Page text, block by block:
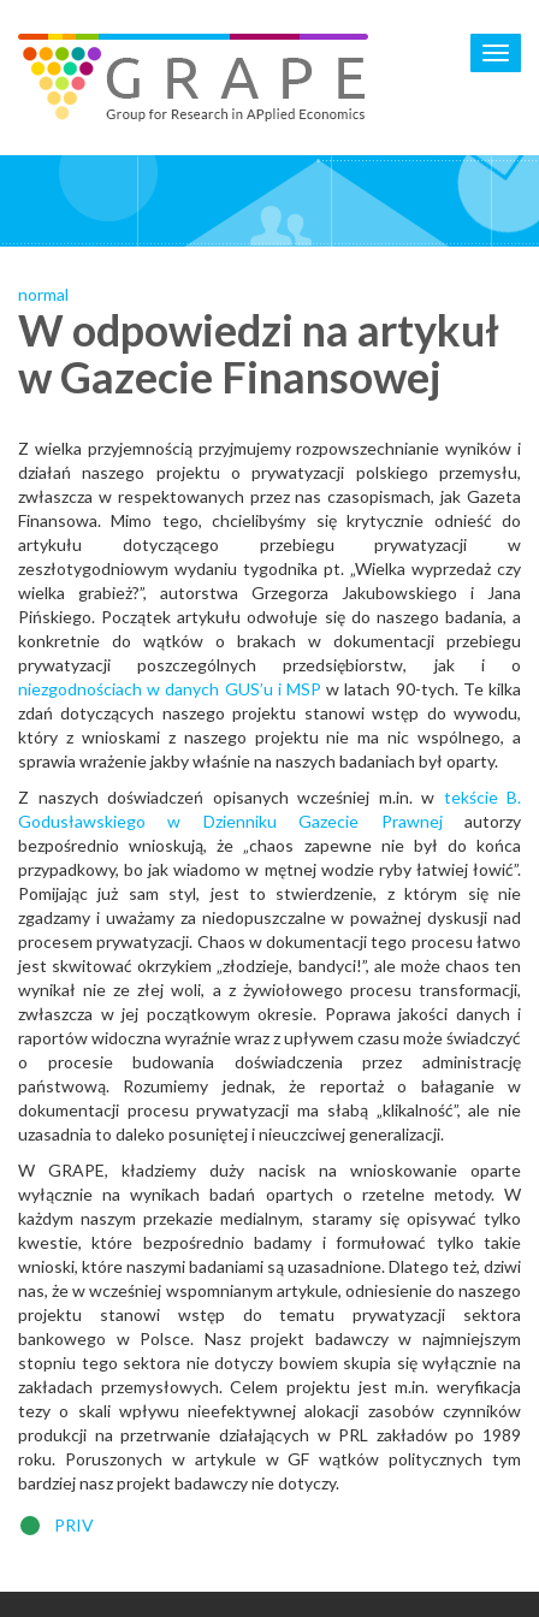
main
content
normal
W odpowiedzi na artykuł
w Gazecie Finansowej
Z wielka przyjemnością przyjmujemy rozpowszechnianie wyników i
działań naszego projektu o prywatyzacji polskiego przemysłu,
zwłaszcza w respektowanych przez nas czasopismach, jak Gazeta
Finansowa. Mimo tego, chcielibyśmy się krytycznie odnieść do
artykułu dotyczącego przebiegu prywatyzacji w
zeszłotygodniowym wydaniu tygodnika pt. „Wielka wyprzedaż czy
wielka grabież?”, autorstwa Grzegorza Jakubowskiego i Jana
Pińskiego. Początek artykułu odwołuje się do naszego badania, a
konkretnie do wątków o brakach w dokumentacji przebiegu
prywatyzacji poszczególnych przedsiębiorstw, jak i o
niezgodnościach w danych GUS’u i MSPw latach 90-tych. Te kilka
zdań dotyczących naszego projektu stanowi wstęp do wywodu,
który z wnioskami z naszego projektu nie ma nic wspólnego, a
sprawia wrażenie jakby właśnie na naszych badaniach był oparty.
Z naszych doświadczeń opisanych wcześniej m.in. w tekście B.
Godusławskiego w Dzienniku Gazecie Prawnej autorzy
bezpośrednio wnioskują, że „chaos zapewne nie był do końca
przypadkowy, bo jak wiadomo w mętnej wodzie ryby łatwiej łowić”.
Pomijając już sam styl, jest to stwierdzenie, z którym się nie
zgadzamy i uważamy za niedopuszczalne w poważnej dyskusji nad
procesem prywatyzacji. Chaos w dokumentacji tego procesu łatwo
jest skwitować okrzykiem „złodzieje, bandyci!”, ale może chaos ten
wynikał nie ze złej woli, a z żywiołowego procesu transformacji,
zwłaszcza w jej początkowym okresie. Poprawa jakości danych i
raportów widoczna wyraźnie wraz z upływem czasu może świadczyć
o procesie budowania doświadczenia przez administrację
państwową. Rozumiemy jednak, że reportaż o bałaganie w
dokumentacji procesu prywatyzacji ma słabą „klikalność”, ale nie
uzasadnia to daleko posuniętej i nieuczciwej generalizacji.
W GRAPE, kładziemy duży nacisk na wnioskowanie oparte
wyłącznie na wynikach badań opartych o rzetelne metody. W
każdym naszym przekazie medialnym, staramy się opisywać tylko
kwestie, które bezpośrednio badamy i formułować tylko takie
wnioski, które naszymi badaniami są uzasadnione. Dlatego też, dziwi
nas, że w wcześniej wspomnianym artykule, odniesienie do naszego
projektu stanowi wstęp do tematu prywatyzacji sektora
bankowego w Polsce. Nasz projekt badawczy w najmniejszym
stopniu tego sektora nie dotyczy bowiem skupia się wyłącznie na
zakładach przemysłowych. Celem projektu jest m.in. weryfikacja
tezy o skali wpływu nieefektywnej alokacji zasobów czynników
produkcji na przetrwanie działających w PRL zakładów po 1989
roku. Poruszonych w artykule w GF wątków politycznych tym
bardziej nasz projekt badawczy nie dotyczy.
PRIV